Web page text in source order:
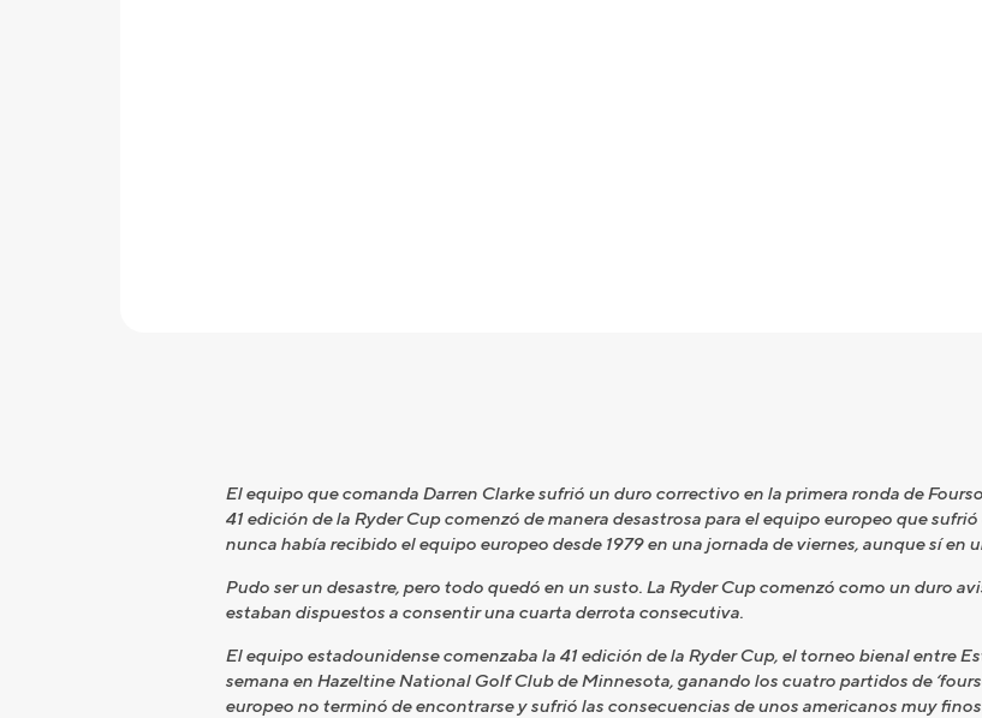
El equipo que comanda Darren Clarke sufrió un duro correctivo en la primera ronda de
41 edición de la Ryder Cup comenzó de manera desastrosa para el equipo europeo que
nunca había recibido el equipo europeo desde 1979 en una jornada de viernes, aunque sí en
Pudo ser un desastre, pero todo quedó en un susto. La Ryder Cup comenzó como un duro
estaban dispuestos a consentir una cuarta derrota consecutiva.
El equipo estadounidense comenzaba la 41 edición de la Ryder Cup, el torneo bienal entre
semana en Hazeltine National Golf Club de Minnesota, ganando los cuatro partidos de
europeo no terminó de encontrarse y sufrió las consecuencias de unos americanos muy